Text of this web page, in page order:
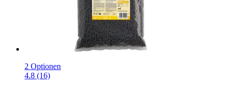
2 Optionen
4.8 (16)